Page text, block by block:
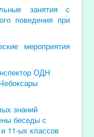
занятия с
поведения при
мероприятия
ОДН
знаний
беседы с
11-ых классов